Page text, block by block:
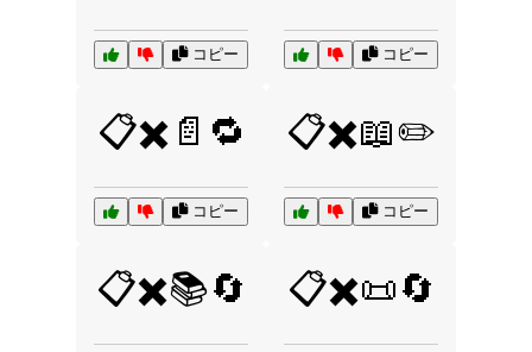
コピー コピー
📋✖️📄🔁
コピー
📋✖️📖✏️
コピー
📋✖️📚🔄 📋✖️📜🔄